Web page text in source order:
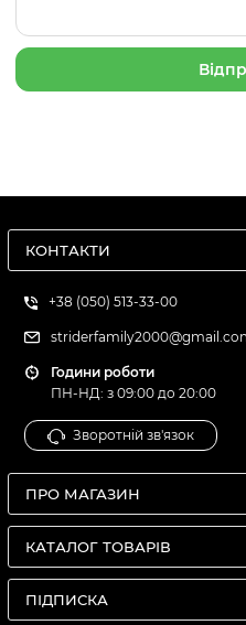
КОНТАКТИ
+38 (050) 513-33-00
Години роботи
ПН-НД: з 09:00 до 20:00
Зворотній зв'язок
ПРО МАГАЗИН
КАТАЛОГ ТОВАРІВ
ПІДПИСКА